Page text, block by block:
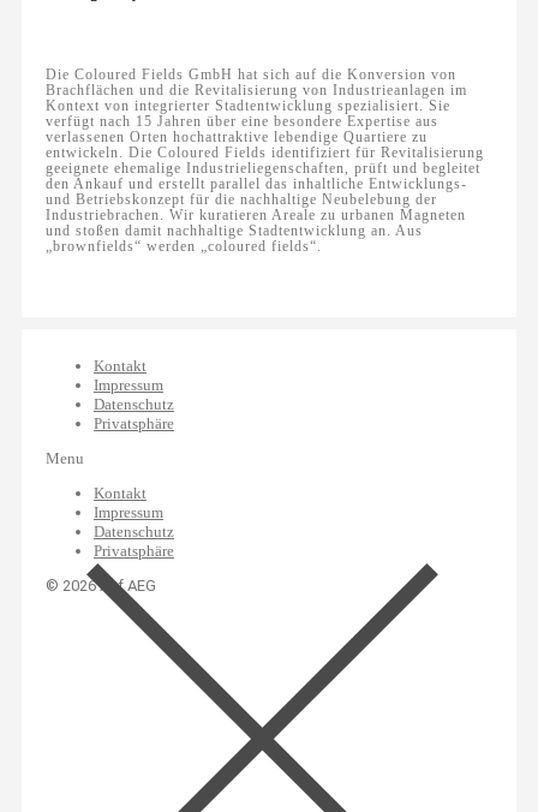
Die Coloured Fields GmbH hat sich auf die Konversion von
Brachflächen und die Revitalisierung von Industrieanlagen im
Kontext von integrierter Stadtentwicklung spezialisiert. Sie
verfügt nach 15 Jahren über eine besondere Expertise aus
verlassenen Orten hochattraktive lebendige Quartiere zu
entwickeln. Die Coloured Fields identifiziert für Revitalisierung
geeignete ehemalige Industrieliegenschaften, prüft und begleitet
den Ankauf und erstellt parallel das inhaltliche Entwicklungs-
und Betriebskonzept für die nachhaltige Neubelebung der
Industriebrachen. Wir kuratieren Areale zu urbanen Magneten
und stoßen damit nachhaltige Stadtentwicklung an. Aus
„brownfields“ werden „coloured fields“.
Kontakt
Impressum
Datenschutz
Privatsphäre
Menu
Kontakt
Impressum
Datenschutz
Privatsphäre
© 2026 Auf AEG